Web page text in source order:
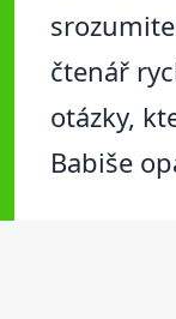
čtenář
otázky,
Babiše